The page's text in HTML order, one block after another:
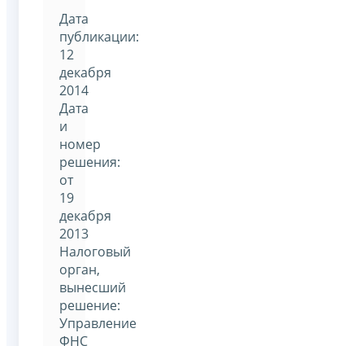
Дата
публикации:
12
декабря
2014
Дата
и
номер
решения:
от
19
декабря
2013
Налоговый
орган,
вынесший
решение:
Управление
ФНС